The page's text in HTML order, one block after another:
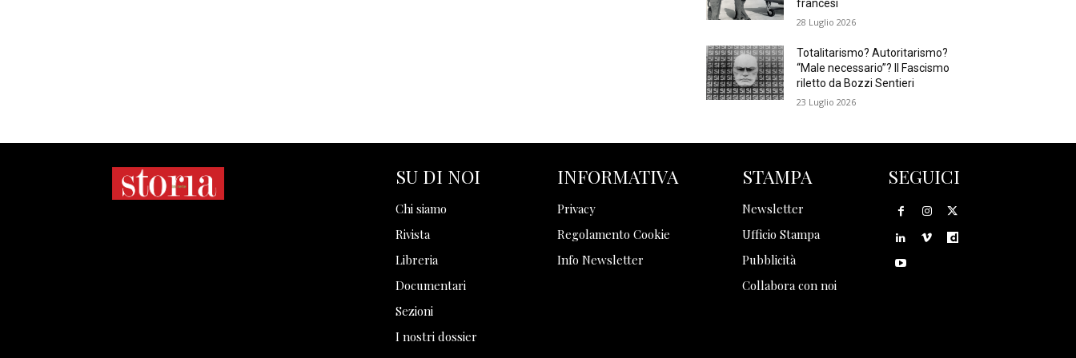
francesi
28 Luglio 2026
Totalitarismo? Autoritarismo?
“Male necessario”? Il Fascismo
riletto da Bozzi Sentieri
23 Luglio 2026
SU DI NOI
Chi siamo
Rivista
Libreria
Documentari
Sezioni
I nostri dossier
INFORMATIVA
Privacy
Regolamento Cookie
Info Newsletter
STAMPA
Newsletter
Ufficio Stampa
Pubblicità
Collabora con noi
SEGUICI